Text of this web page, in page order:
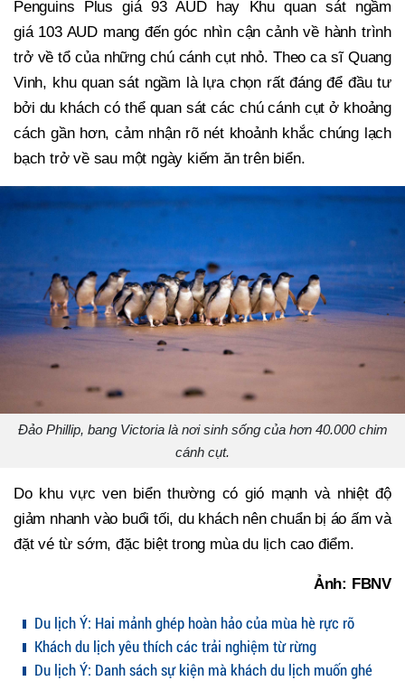
Penguins Plus giá 93 AUD hay Khu quan sát ngầm
giá 103 AUD mang đến góc nhìn cận cảnh về hành trình
trở về tổ của những chú cánh cụt nhỏ. Theo ca sĩ Quang
Vinh, khu quan sát ngầm là lựa chọn rất đáng để đầu tư
bởi du khách có thể quan sát các chú cánh cụt ở khoảng
cách gần hơn, cảm nhận rõ nét khoảnh khắc chúng lạch
bạch trở về sau một ngày kiếm ăn trên biển.
Đảo Phillip, bang Victoria là nơi sinh sống của hơn 40.000 chim
cánh cụt.
Do khu vực ven biển thường có gió mạnh và nhiệt độ
giảm nhanh vào buổi tối, du khách nên chuẩn bị áo ấm và
đặt vé từ sớm, đặc biệt trong mùa du lịch cao điểm.
Ảnh: FBNV
Du lịch Ý: Hai mảnh ghép hoàn hảo của mùa hè rực rỡ
Khách du lịch yêu thích các trải nghiệm từ rừng
Du lịch Ý: Danh sách sự kiện mà khách du lịch muốn ghé